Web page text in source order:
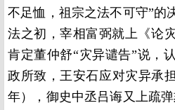
不足恤，祖宗之法不可守”的
法之初，宰相富弼就上《论
肯定董仲舒“灾异谴告”说，
政所致，王安石应对灾异承
年），御史中丞吕诲又上疏